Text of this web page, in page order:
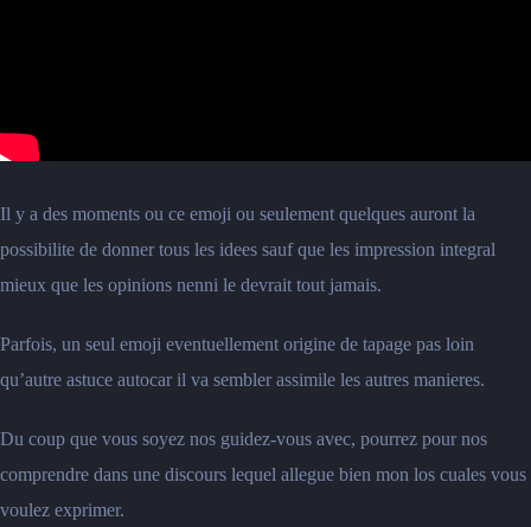
Il y a des moments ou ce emoji ou seulement quelques auront la
possibilite de donner tous les idees sauf que les impression integral
mieux que les opinions nenni le devrait tout jamais.
Parfois, un seul emoji eventuellement origine de tapage pas loin
qu’autre astuce autocar il va sembler assimile les autres manieres.
Du coup que vous soyez nos guidez-vous avec, pourrez pour nos
comprendre dans une discours lequel allegue bien mon los cuales vous
voulez exprimer.